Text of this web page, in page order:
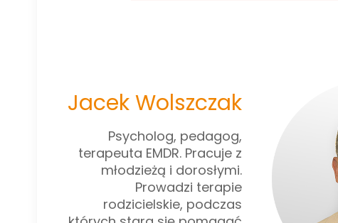
Jacek Wolszczak
Psycholog, pedagog,
terapeuta EMDR. Pracuje z
młodzieżą i dorosłymi.
Prowadzi terapie
rodzicielskie, podczas